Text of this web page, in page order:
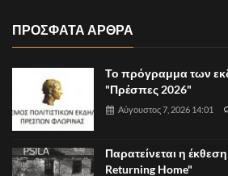
ΠΡΟΣΦΑΤΑ ΑΡΘΡΑ
Το πρόγραμμα των
"Πρέσπες 2026"
Αύγουστος 7, 2026 14:01
Παρατείνεται η
Returning Home"